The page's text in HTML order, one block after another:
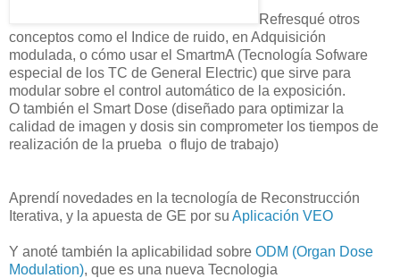
Refresqué otros
conceptos como el Indice de ruido, en Adquisición
modulada, o cómo usar el SmartmA (Tecnología Sofware
especial de los TC de General Electric) que sirve para
modular sobre el control automático de la exposición.
O también el Smart Dose (diseñado para optimizar la
calidad de imagen y dosis sin comprometer los tiempos de
realización de la prueba o flujo de trabajo)
Aprendí novedades en la tecnología de Reconstrucción
Iterativa, y la apuesta de GE por su Aplicación VEO
Y anoté también la aplicabilidad sobre ODM (Organ Dose
Modulation), que es una nueva Tecnologia